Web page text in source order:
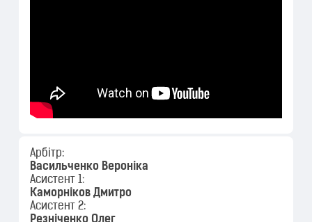
Арбітр:
Васильченко Вероніка
Асистент 1:
Каморніков Дмитро
Асистент 2: